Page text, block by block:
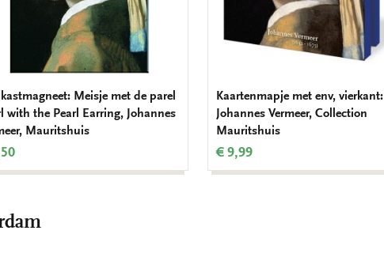
Meisje met de parel
with the Pearl Earring, Johannes
Mauritshuis
Kaartenmapje met env, vierkant:
Johannes Vermeer, Collection
Mauritshuis
€ 9,99